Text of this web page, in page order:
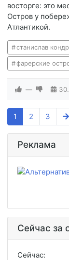
восторге: это
Остров у
Атлантикой.
станислав
фарерские
—
1 2 3
Реклама
Сейчас за
Сейчас: